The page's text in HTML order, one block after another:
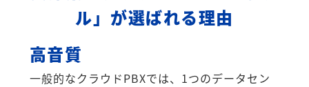
ル」が選ばれる理由
高音質
一般的なクラウドPBXでは、1つのデータセン